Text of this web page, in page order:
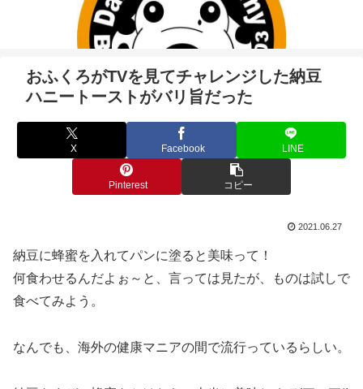
おふくろがTVを見てチャレンジした納豆
ハニートーストがバリ旨だった
X Facebook LINE
Pinterest コピー
2021.06.27
納豆に蜂蜜を入れてパンに塗ると美味って！
何食わせるんだよぉ～と、言っては見たが、ものは試しで
食べてみよう。
なんでも、海外の健康マニアの間で流行っているらしい。